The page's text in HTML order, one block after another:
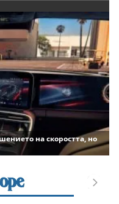
на скоростта, но